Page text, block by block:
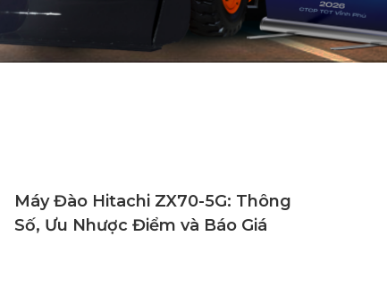
8
Cẩu Tadano/ Kobelco/ DY Máy đào/ Máy xúc lật Hitachi
Máy Đào Hitachi ZX70-5G: Thông
Số, Ưu Nhược Điểm và Báo Giá